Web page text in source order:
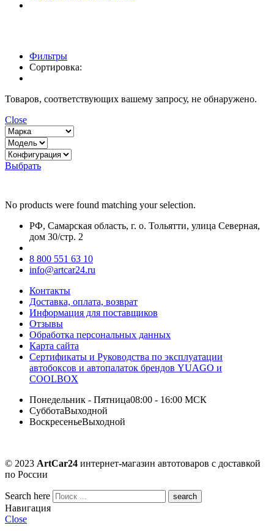
Фильтры
Сортировка:
Товаров, соответствующих вашему запросу, не обнаружено.
Close
Выбрать
No products were found matching your selection.
РФ, Самарская область, г. о. Тольятти, улица Северная,
дом 30/стр. 2
8 800 551 63 10
info@artcar24.ru
Контакты
Доставка, оплата, возврат
Информация для поставщиков
Отзывы
Обработка персональных данных
Карта сайта
Сертификаты и Руководства по эксплуатации
автобоксов и автопалаток брендов YUAGO и
COOLBOX
Понедельник - Пятница08:00 - 16:00 МСК
СубботаВыходной
ВоскресеньеВыходной
© 2023 ArtCar24 интернет-магазин автотоваров с доставкой
по России
Search here
Навигация
Close